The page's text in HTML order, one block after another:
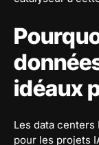
idéaux
Les data
pour les projets